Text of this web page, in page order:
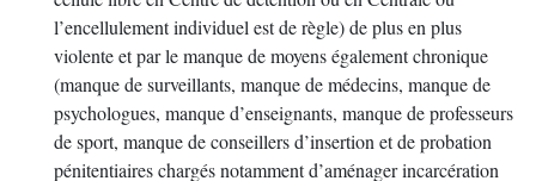
l’encellulement individuel est de règle) de plus en plus
violente et par le manque de moyens également chronique
(manque de surveillants, manque de médecins, manque de
psychologues, manque d’enseignants, manque de professeurs
de sport, manque de conseillers d’insertion et de probation
pénitentiaires chargés notamment d’aménager incarcération